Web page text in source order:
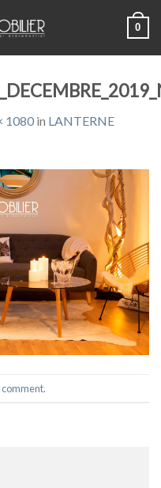
0
1080 in LANTERNE
comment.